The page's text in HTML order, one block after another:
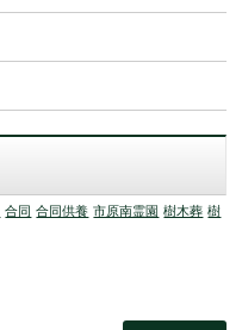
合同 合同供養 市原南霊園 樹木葬 樹